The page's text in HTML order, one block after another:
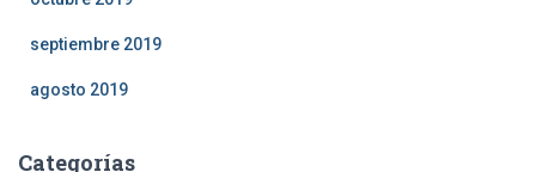
septiembre 2019
agosto 2019
Categorías